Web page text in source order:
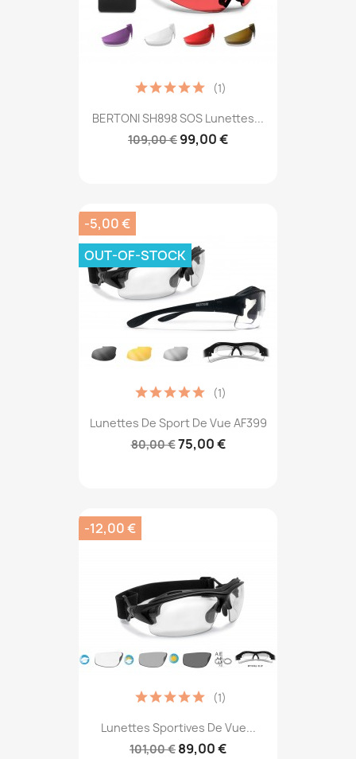
BERTONI SH898 SOS Lunettes...
109,00 € 99,00 €
(1)
Lunettes De Sport De Vue AF399
80,00 €75,00 €
(1)
-5,00 €
OUT-OF-STOCK
Lunettes Sportives De Vue...
101,00 € 89,00 €
(1)
-12,00 €